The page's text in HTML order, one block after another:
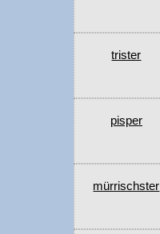
trister
pisper
mürrischster